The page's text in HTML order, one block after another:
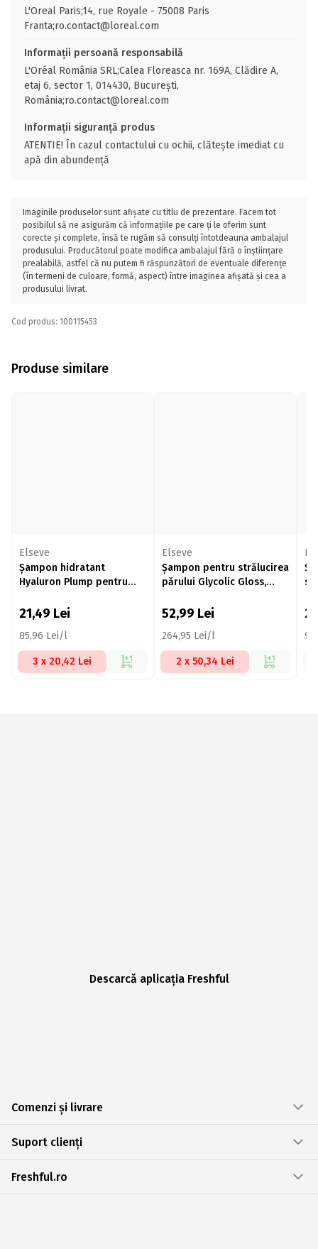
L'Oreal Paris;14, rue Royale - 75008 Paris
Franta;ro.contact@loreal.com
Informații persoană responsabilă
L'Oréal România SRL;Calea Floreasca nr. 169A, Clădire A,
etaj 6, sector 1, 014430, București,
România;ro.contact@loreal.com
Informații siguranță produs
ATENTIE! În cazul contactului cu ochii, clătește imediat cu
apă din abundență
Imaginile produselor sunt afișate cu titlu de prezentare. Facem tot
posibilul să ne asigurăm că informațiile pe care ți le oferim sunt
corecte și complete, însă te rugăm să consulți întotdeauna ambalajul
produsului. Producătorul poate modifica ambalajul fără o înștiințare
prealabilă, astfel că nu putem fi răspunzători de eventuale diferențe
(în termeni de culoare, formă, aspect) între imaginea afișată și cea a
produsului livrat.
Cod produs: 100115453
Produse similare
Elseve
Șampon hidratant
Hyaluron Plump pentru
21,49 Lei
85,96 Lei/l
3 x 20,42 Lei
Elseve
Șampon pentru strălucirea
părului Glycolic Gloss,
52,99 Lei
264,95 Lei/l
2 x 50,34 Lei
Descarcă aplicația Freshful
Comenzi și livrare
Suport clienți
Freshful.ro